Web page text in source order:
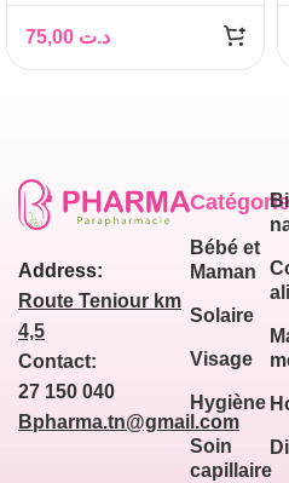
DEMELANT
BRILLANCE MIROIR
د.ت
Address:
Route Teniour km
4,5
Contact:
27 150 040
Bpharma.tn@gmail.com
Bébé et
Maman
Solaire
Visage
Hygiène
Soin
capillaire